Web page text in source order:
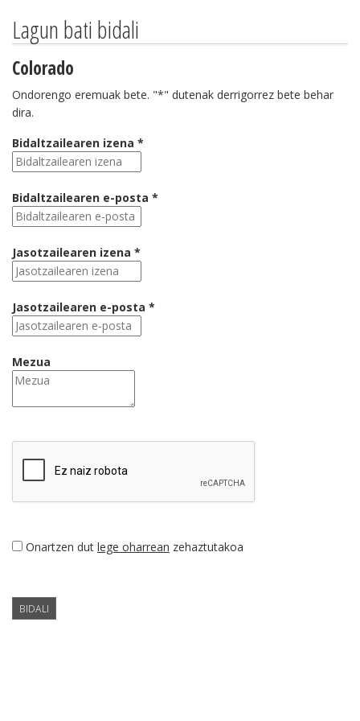
Lagun bati bidali
Colorado
Ondorengo eremuak bete. "*" dutenak derrigorrez bete behar
dira.
Bidaltzailearen izena *
Bidaltzailearen e-posta *
Jasotzailearen izena *
Jasotzailearen e-posta *
Mezua
Onartzen dut lege oharrean zehaztutakoa
BIDALI